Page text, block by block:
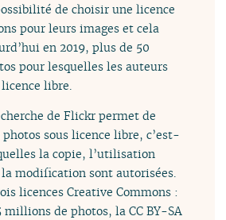
de choisir une licence
pour leurs images et cela
en 2019, plus de 50
pour lesquelles les auteurs
libre.
de Flickr permet de
sous licence libre, c’est-
la copie, l’utilisation
modification sont autorisées.
licences Creative Commons :
millions de photos, la CC BY-SA